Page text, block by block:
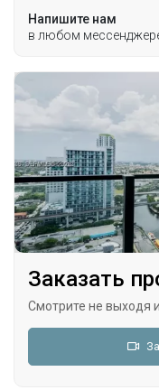
Напишите нам
в любом
Заказать
Смотрите не выходя